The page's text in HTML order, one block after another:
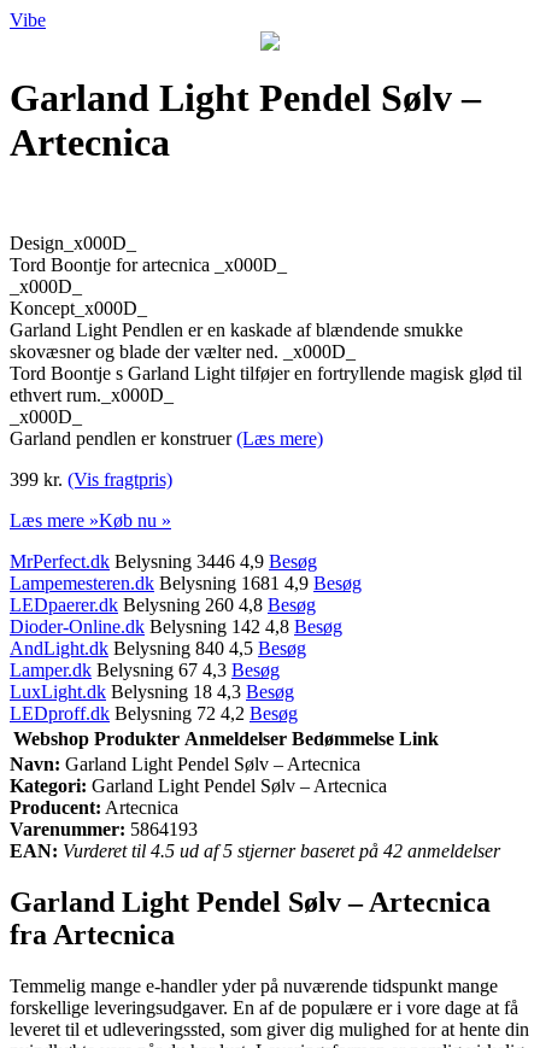
Vibe
Garland Light Pendel Sølv –
Artecnica
Design_x000D_
Tord Boontje for artecnica _x000D_
_x000D_
Koncept_x000D_
Garland Light Pendlen er en kaskade af blændende smukke
skovæsner og blade der vælter ned. _x000D_
Tord Boontje s Garland Light tilføjer en fortryllende magisk glød til
ethvert rum._x000D_
_x000D_
Garland pendlen er konstruer(Læs mere)
399 kr. (Vis fragtpris)
Læs mere »Køb nu »
MrPerfect.dk Belysning 3446 4,9 Besøg
Lampemesteren.dk Belysning 1681 4,9 Besøg
LEDpaerer.dk Belysning 260 4,8 Besøg
Dioder-Online.dk Belysning 142 4,8 Besøg
AndLight.dk Belysning 840 4,5 Besøg
Lamper.dk Belysning 67 4,3 Besøg
LuxLight.dk Belysning 18 4,3 Besøg
LEDproff.dk Belysning 72 4,2 Besøg
Webshop Produkter Anmeldelser Bedømmelse Link
Navn: Garland Light Pendel Sølv – Artecnica
Kategori: Garland Light Pendel Sølv – Artecnica
Producent: Artecnica
Varenummer: 5864193
EAN: Vurderet til 4.5 ud af 5 stjerner baseret på 42 anmeldelser
Garland Light Pendel Sølv – Artecnica
fra Artecnica
Temmelig mange e-handler yder på nuværende tidspunkt mange
forskellige leveringsudgaver. En af de populære er i vore dage at få
leveret til et udleveringssted, som giver dig mulighed for at hente din